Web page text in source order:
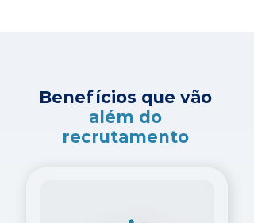
Benefícios que vão
além do
recrutamento